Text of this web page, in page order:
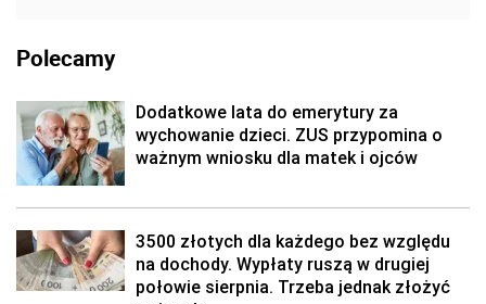
Polecamy
Dodatkowe lata do emerytury za
wychowanie dzieci. ZUS przypomina o
ważnym wniosku dla matek i ojców
3500 złotych dla każdego bez względu
na dochody. Wypłaty ruszą w drugiej
połowie sierpnia. Trzeba jednak złożyć